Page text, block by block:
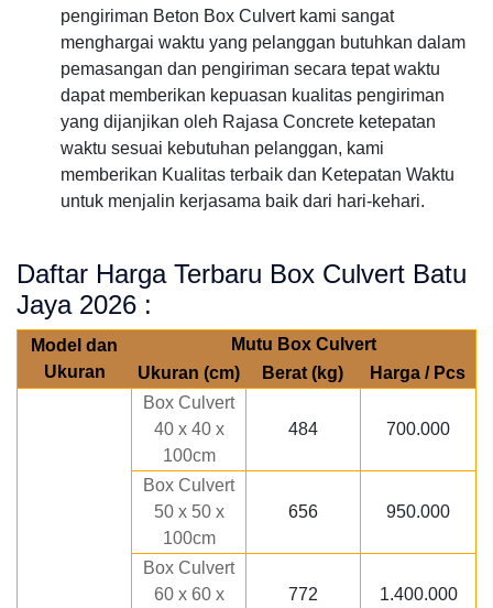
pengiriman Beton Box Culvert kami sangat
menghargai waktu yang pelanggan butuhkan dalam
pemasangan dan pengiriman secara tepat waktu
dapat memberikan kepuasan kualitas pengiriman
yang dijanjikan oleh Rajasa Concrete ketepatan
waktu sesuai kebutuhan pelanggan, kami
memberikan Kualitas terbaik dan Ketepatan Waktu
untuk menjalin kerjasama baik dari hari-kehari.
Daftar Harga Terbaru Box Culvert Batu
Jaya 2026 :
Model dan
Ukuran
Mutu Box Culvert
Ukuran (cm)
Berat (kg)
Harga / Pcs
Box Culvert
40 x 40 x
100cm
484 700.000
Box Culvert
50 x 50 x
100cm
656 950.000
Box Culvert
60 x 60 x
772 1.400.000